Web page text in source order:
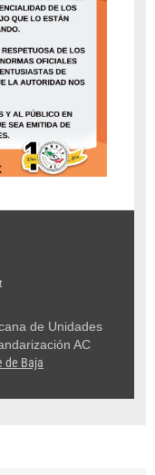
de Unidades
AC
de Baja